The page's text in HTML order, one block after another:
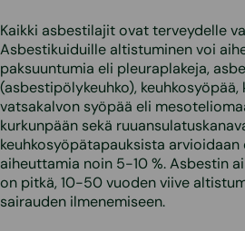
Kaikki asbestilajit ovat terveydelle
Asbestikuiduille altistuminen voi
paksuuntumia eli pleuraplakeja,
(asbestipölykeuhko), keuhkosyöpää,
vatsakalvon syöpää eli
kurkunpään sekä
keuhkosyöpätapauksista
aiheuttamia noin 5-10 %. Asbestin
on pitkä, 10-50 vuoden viive
sairauden ilmenemiseen.